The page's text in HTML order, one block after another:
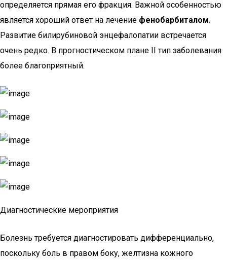
определяется прямая его фракция. Важной особенностью
является хороший ответ на лечение фенобарбиталом.
Развитие билирубиновой энцефалопатии встречается
очень редко. В прогностическом плане II тип заболевания
более благоприятный.
Диагностические мероприятия
Болезнь требуется диагностировать дифференциально,
поскольку боль в правом боку, желтизна кожного